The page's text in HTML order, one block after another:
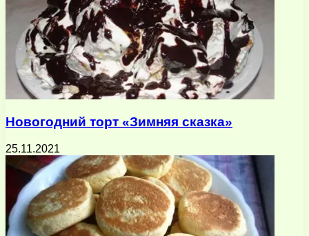
Новогодний торт «Зимняя сказка»
25.11.2021